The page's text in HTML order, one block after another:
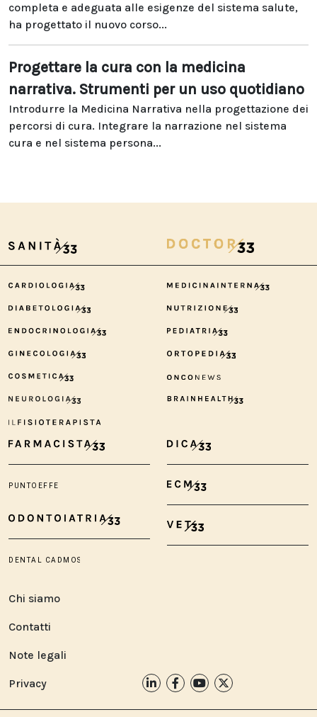
completa e adeguata alle esigenze del sistema salute,
ha progettato il nuovo corso...
Progettare la cura con la medicina
narrativa. Strumenti per un uso quotidiano
Introdurre la Medicina Narrativa nella progettazione dei
percorsi di cura. Integrare la narrazione nel sistema
cura e nel sistema persona...
Chi siamo
Contatti
Note legali
Privacy